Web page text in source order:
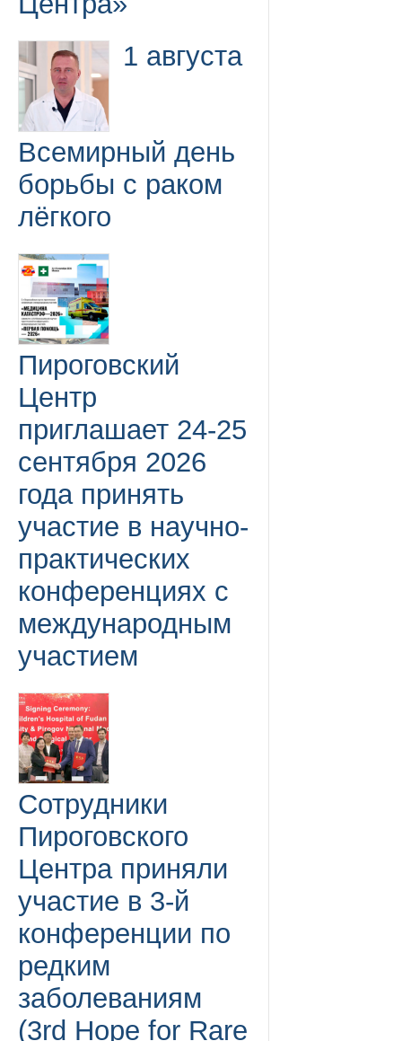
1 августа
Всемирный день
борьбы с раком
лёгкого
Пироговский
Центр
приглашает 24-25
сентября 2026
года принять
участие в научно-
практических
конференциях с
международным
участием
Сотрудники
Пироговского
Центра приняли
участие в 3-й
конференции по
редким
заболеваниям
(3rd Hope for Rare